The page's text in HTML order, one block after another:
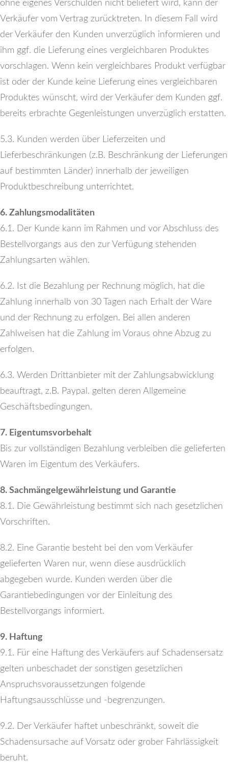
ohne eigenes Verschulden nicht beliefert wird, kann der
Verkäufer vom Vertrag zurücktreten. In diesem Fall wird
der Verkäufer den Kunden unverzüglich informieren und
ihm ggf. die Lieferung eines vergleichbaren Produktes
vorschlagen. Wenn kein vergleichbares Produkt verfügbar
ist oder der Kunde keine Lieferung eines vergleichbaren
Produktes wünscht, wird der Verkäufer dem Kunden ggf.
bereits erbrachte Gegenleistungen unverzüglich erstatten.
5.3. Kunden werden über Lieferzeiten und
Lieferbeschränkungen (z.B. Beschränkung der Lieferungen
auf bestimmten Länder) innerhalb der jeweiligen
Produktbeschreibung unterrichtet.
6. Zahlungsmodalitäten
6.1. Der Kunde kann im Rahmen und vor Abschluss des
Bestellvorgangs aus den zur Verfügung stehenden
Zahlungsarten wählen.
6.2. Ist die Bezahlung per Rechnung möglich, hat die
Zahlung innerhalb von 30 Tagen nach Erhalt der Ware
und der Rechnung zu erfolgen. Bei allen anderen
Zahlweisen hat die Zahlung im Voraus ohne Abzug zu
erfolgen.
6.3. Werden Drittanbieter mit der Zahlungsabwicklung
beauftragt, z.B. Paypal. gelten deren Allgemeine
Geschäftsbedingungen.
7. Eigentumsvorbehalt
Bis zur vollständigen Bezahlung verbleiben die gelieferten
Waren im Eigentum des Verkäufers.
8. Sachmängelgewährleistung und Garantie
8.1. Die Gewährleistung bestimmt sich nach gesetzlichen
Vorschriften.
8.2. Eine Garantie besteht bei den vom Verkäufer
gelieferten Waren nur, wenn diese ausdrücklich
abgegeben wurde. Kunden werden über die
Garantiebedingungen vor der Einleitung des
Bestellvorgangs informiert.
9. Haftung
9.1. Für eine Haftung des Verkäufers auf Schadensersatz
gelten unbeschadet der sonstigen gesetzlichen
Anspruchsvoraussetzungen folgende
Haftungsausschlüsse und -begrenzungen.
9.2. Der Verkäufer haftet unbeschränkt, soweit die
Schadensursache auf Vorsatz oder grober Fahrlässigkeit
beruht.